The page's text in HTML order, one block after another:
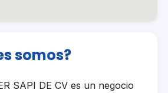
somos?
SAPI DE CV es un negocio